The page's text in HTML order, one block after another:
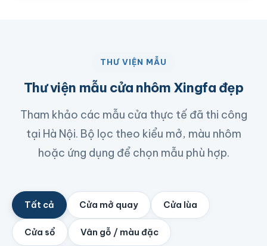
THƯ VIỆN MẪU
Thư viện mẫu cửa nhôm Xingfa đẹp
Tham khảo các mẫu cửa thực tế đã thi công
tại Hà Nội. Bộ lọc theo kiểu mở, màu nhôm
hoặc ứng dụng để chọn mẫu phù hợp.
Tất cả Cửa mở quay Cửa lùa
Cửa sổ Vân gỗ / màu đặc